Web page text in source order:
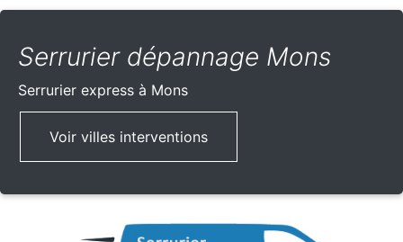
Serrurier dépannage Mons
Serrurier express à Mons
Voir villes interventions